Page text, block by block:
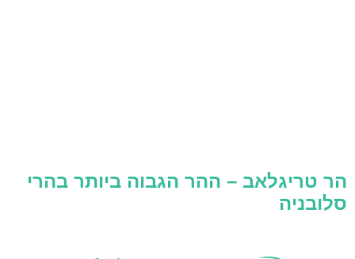
הר טריגלאב – ההר הגבוה ביותר בהרי
סלובניה